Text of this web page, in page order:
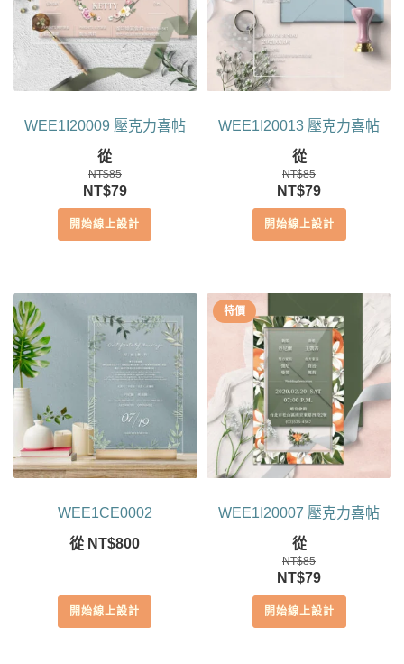
WEE1I20009 壓克力喜帖
從
NT$85
原
始
價
NT$79目
前
價
開始線上設計
WEE1I20013 壓克力喜帖
從
NT$85
原
始
價
NT$79目
前
價
開始線上設計
WEE1CE0002
從 NT$800
開始線上設計
特價
WEE1I20007 壓克力喜帖
從
NT$85
原
始
價
NT$79目
前
價
開始線上設計